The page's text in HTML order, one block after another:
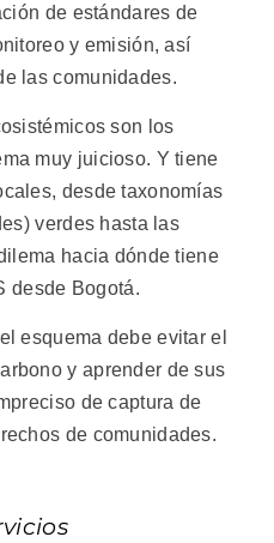
de estándares de
y emisión, así
las comunidades.
son los
muy juicioso. Y tiene
desde taxonomías
verdes hasta las
hacia dónde tiene
desde Bogotá.
esquema debe evitar el
y aprender de sus
de captura de
de comunidades.